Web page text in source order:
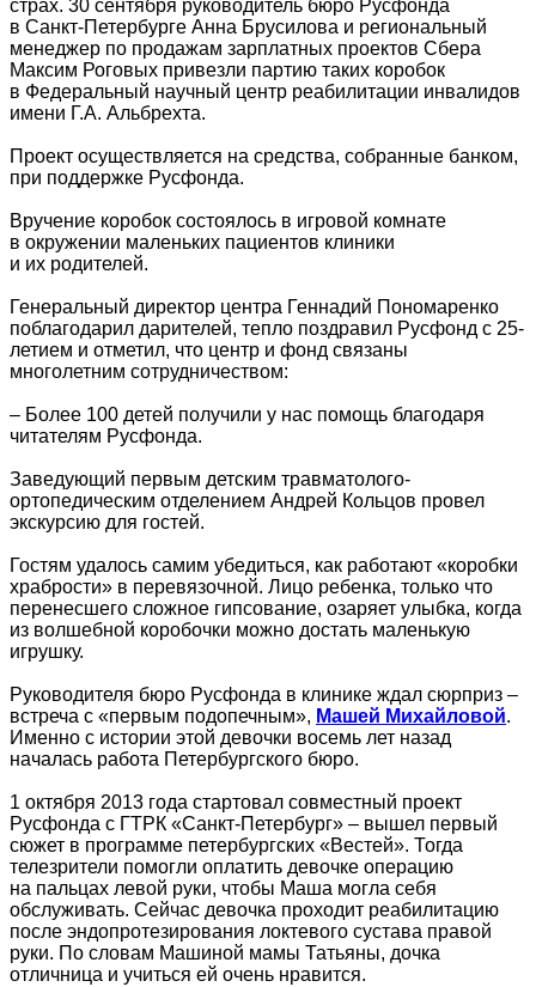
страх. 30 сентября руководитель бюро Русфонда
в Санкт-Петербурге Анна Брусилова и региональный
менеджер по продажам зарплатных проектов Сбера
Максим Роговых привезли партию таких коробок
в Федеральный научный центр реабилитации инвалидов
имени Г.А. Альбрехта.
Проект осуществляется на средства, собранные банком,
при поддержке Русфонда.
Вручение коробок состоялось в игровой комнате
в окружении маленьких пациентов клиники
и их родителей.
Генеральный директор центра Геннадий Пономаренко
поблагодарил дарителей, тепло поздравил Русфонд с 25-
летием и отметил, что центр и фонд связаны
многолетним сотрудничеством:
– Более 100 детей получили у нас помощь благодаря
читателям Русфонда.
Заведующий первым детским травматолого-
ортопедическим отделением Андрей Кольцов провел
экскурсию для гостей.
Гостям удалось самим убедиться, как работают «коробки
храбрости» в перевязочной. Лицо ребенка, только что
перенесшего сложное гипсование, озаряет улыбка, когда
из волшебной коробочки можно достать маленькую
игрушку.
Руководителя бюро Русфонда в клинике ждал сюрприз –
встреча с «первым подопечным», Машей Михайловой.
Именно с истории этой девочки восемь лет назад
началась работа Петербургского бюро.
1 октября 2013 года стартовал совместный проект
Русфонда с ГТРК «Санкт-Петербург» – вышел первый
сюжет в программе петербургских «Вестей». Тогда
телезрители помогли оплатить девочке операцию
на пальцах левой руки, чтобы Маша могла себя
обслуживать. Сейчас девочка проходит реабилитацию
после эндопротезирования локтевого сустава правой
руки. По словам Машиной мамы Татьяны, дочка
отличница и учиться ей очень нравится.